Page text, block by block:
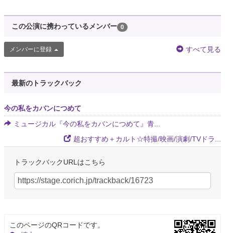
この公演に携わっているメンバー 0
メンバーに登録 すべて見る
最新のトラックバック
今の私をカバンにつめて
ミュージカル『今の私をカバンにつめて』青...
超おすすめ＋カルト☆特撮/映画/演劇/TVドラ...
トラックバックURLはこちら
このページのQRコードです。